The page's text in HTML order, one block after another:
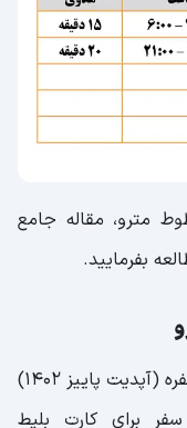
مترو، مقاله جامع
بفرمایید.
قیمت بلیت خط 6 مترو برای بلیط تک سفره (آپدیت پاییز 1402)
سفر برای کارت بلیط